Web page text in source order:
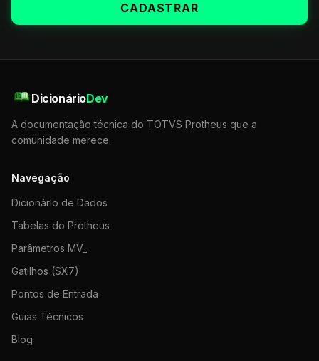
CADASTRAR
DicionárioDev
A documentação técnica do TOTVS Protheus que a
comunidade merece.
Navegação
Dicionário de Dados
Tabelas do Protheus
Parâmetros MV_
Gatilhos (SX7)
Pontos de Entrada
Guias Técnicos
Blog